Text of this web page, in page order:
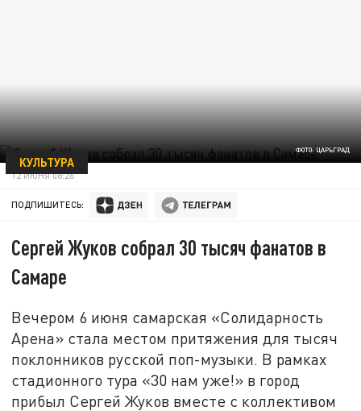
ФОТО: ЦАРЬГРАД
КУЛЬТУРА
12 ИЮНЯ 08:26
ПОДПИШИТЕСЬ:
Сергей Жуков собрал 30 тысяч фанатов в
Самаре
Вечером 6 июня самарская «Солидарность
Арена» стала местом притяжения для тысяч
поклонников русской поп-музыки. В рамках
стадионного тура «30 нам уже!» в город
прибыл Сергей Жуков вместе с коллективом